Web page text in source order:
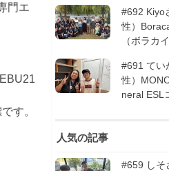
門エ
す。
#692 Kiyo
性）
（ボラカ
ピン留学5
ー）| フィ
#691 てい
性）
neral ESL
人気の記事
#659 しそ